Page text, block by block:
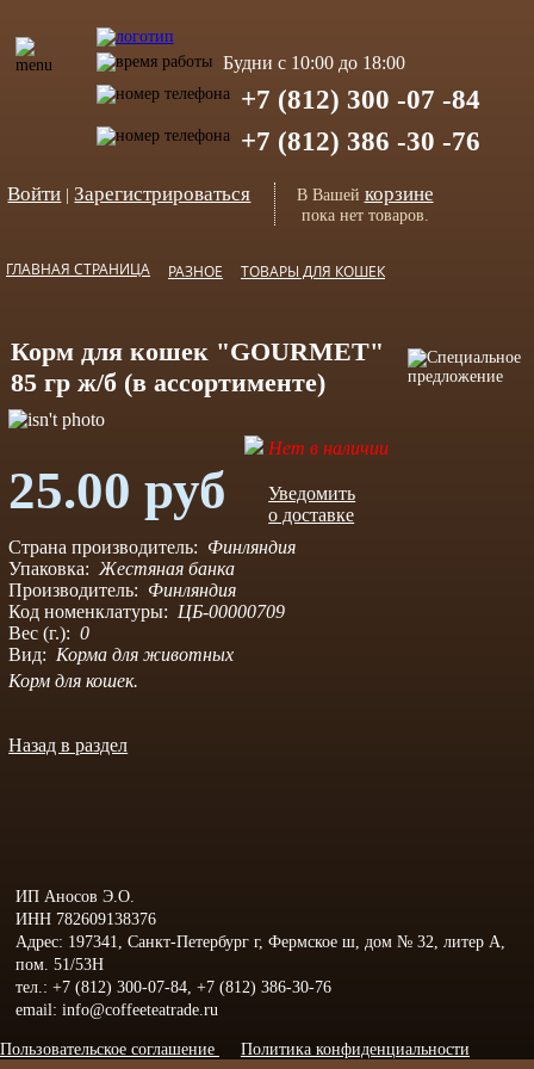
Будни с 10:00 до 18:00
+7 (812) 300 -07 -84
+7 (812) 386 -30 -76
Войти |Зарегистрироваться В Вашей корзине
пока нет товаров.
ГЛАВНАЯ СТРАНИЦА РАЗНОЕ ТОВАРЫ ДЛЯ КОШЕК
Корм для кошек "GOURMET"
85 гр ж/б (в ассортименте)
25.00 руб
Нет в наличии
Уведомить
о доставке
Страна производитель: Финляндия
Упаковка: Жестяная банка
Производитель: Финляндия
Код номенклатуры: ЦБ-00000709
Вес (г.): 0
Вид: Корма для животных
Корм для кошек.
Назад в раздел
ИП Аносов Э.О.
ИНН 782609138376
Адрес: 197341, Санкт-Петербург г, Фермское ш, дом № 32, литер А,
пом. 51/53Н
тел.: +7 (812) 300-07-84, +7 (812) 386-30-76
email: info@coffeeteatrade.ru
Пользовательское соглашение Политика конфиденциальности